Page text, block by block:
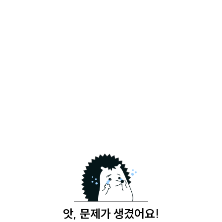
앗, 문제가 생겼어요!